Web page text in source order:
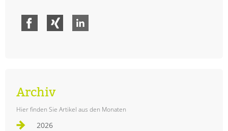
Facebook
Archiv
Hier finden Sie Artikel aus den Monaten
2026